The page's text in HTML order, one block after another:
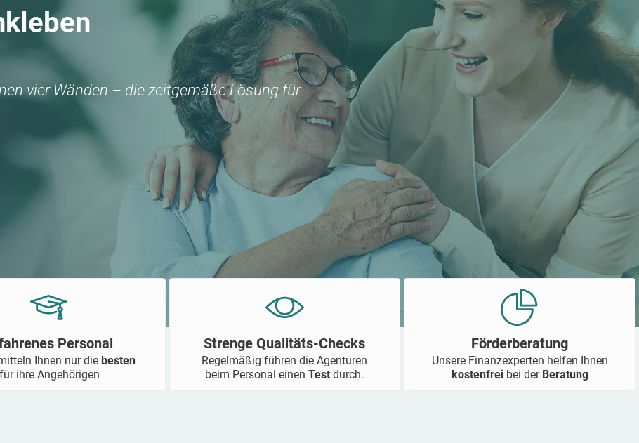
vier Wänden – die zeitgemäße Lösung für
Personal
Ihnen nur diebesten
für ihre Angehörigen
Strenge Qualitäts-Checks
Regelmäßig führen die Agenturen
beim Personal einenTestdurch.
Förderberatung
Unsere Finanzexperten helfen Ihnen
kostenfrei bei der Beratung